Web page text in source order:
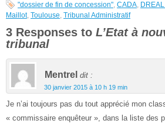
"dossier de fin de concession", CADA,
Maillot, Toulouse, Tribunal Administratif
3 Responses to L’Etat à
tribunal
Mentrel dit :
30 janvier 2015 à 10 h 19 min
Je n’ai toujours pas du tout apprécié mon
« commissaire enquêteur », dans la liste des